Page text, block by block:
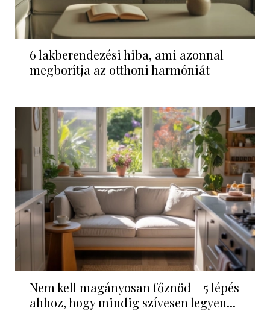
6 lakberendezési hiba, ami azonnal
megborítja az otthoni harmóniát
Nem kell magányosan főznöd – 5 lépés
ahhoz, hogy mindig szívesen legyen...